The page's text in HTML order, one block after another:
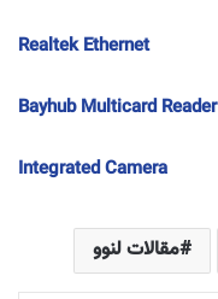
Realtek Ethernet
Bayhub Multicard Reader
Integrated Camera
مقالات لنوو